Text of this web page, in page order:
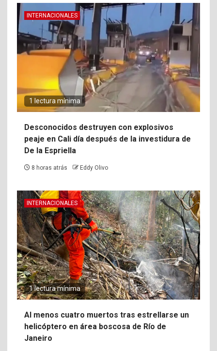
INTERNACIONALES
1 lectura mínima
Desconocidos destruyen con explosivos
peaje en Cali día después de la investidura de
De la Espriella
8 horas atrás Eddy Olivo
INTERNACIONALES
1 lectura mínima
Al menos cuatro muertos tras estrellarse un
helicóptero en área boscosa de Río de
Janeiro